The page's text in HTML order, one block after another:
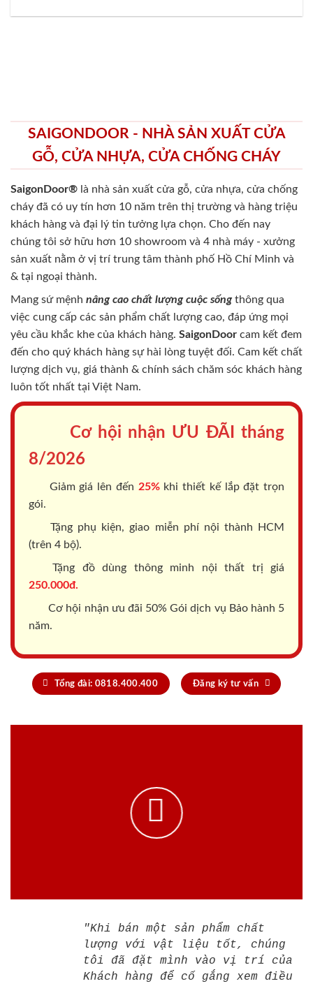
SAIGONDOOR - NHÀ SẢN XUẤT CỬA
GỖ, CỬA NHỰA, CỬA CHỐNG CHÁY
SaigonDoor® là nhà sản xuất cửa gỗ, cửa nhựa, cửa chống
cháy đã có uy tín hơn 10 năm trên thị trường và hàng triệu
khách hàng và đại lý tin tưởng lựa chọn. Cho đến nay
chúng tôi sở hữu hơn 10 showroom và 4 nhà máy - xưởng
sản xuất nằm ở vị trí trung tâm thành phố Hồ Chí Minh và
& tại ngoại thành.
Mang sứ mệnh nâng cao chất lượng cuộc sốngthông qua
việc cung cấp các sản phẩm chất lượng cao, đáp ứng mọi
yêu cầu khắc khe của khách hàng. SaigonDoor cam kết đem
đến cho quý khách hàng sự hài lòng tuyệt đối. Cam kết chất
lượng dịch vụ, giá thành & chính sách chăm sóc khách hàng
luôn tốt nhất tại Việt Nam.
Cơ hội nhận ƯU ĐÃI tháng
8/2026
Giảm giá lên đến 25%khi thiết kế lắp đặt trọn
gói.
Tặng phụ kiện, giao miễn phí nội thành HCM
(trên 4 bộ).
Tặng đồ dùng thông minh nội thất trị giá
250.000đ.
Cơ hội nhận ưu đãi 50% Gói dịch vụ Bảo hành 5
năm.
Tổng đài: 0818.400.400 Đăng ký tư vấn
"Khi bán một sản phẩm chất
lượng với vật liệu tốt, chúng
tôi đã đặt mình vào vị trí của
Khách hàng để cố gắng xem điều